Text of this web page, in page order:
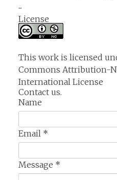
...
License
This work is licensed
Commons Attribution-
International License
Contact us.
Name
Email *
Message *